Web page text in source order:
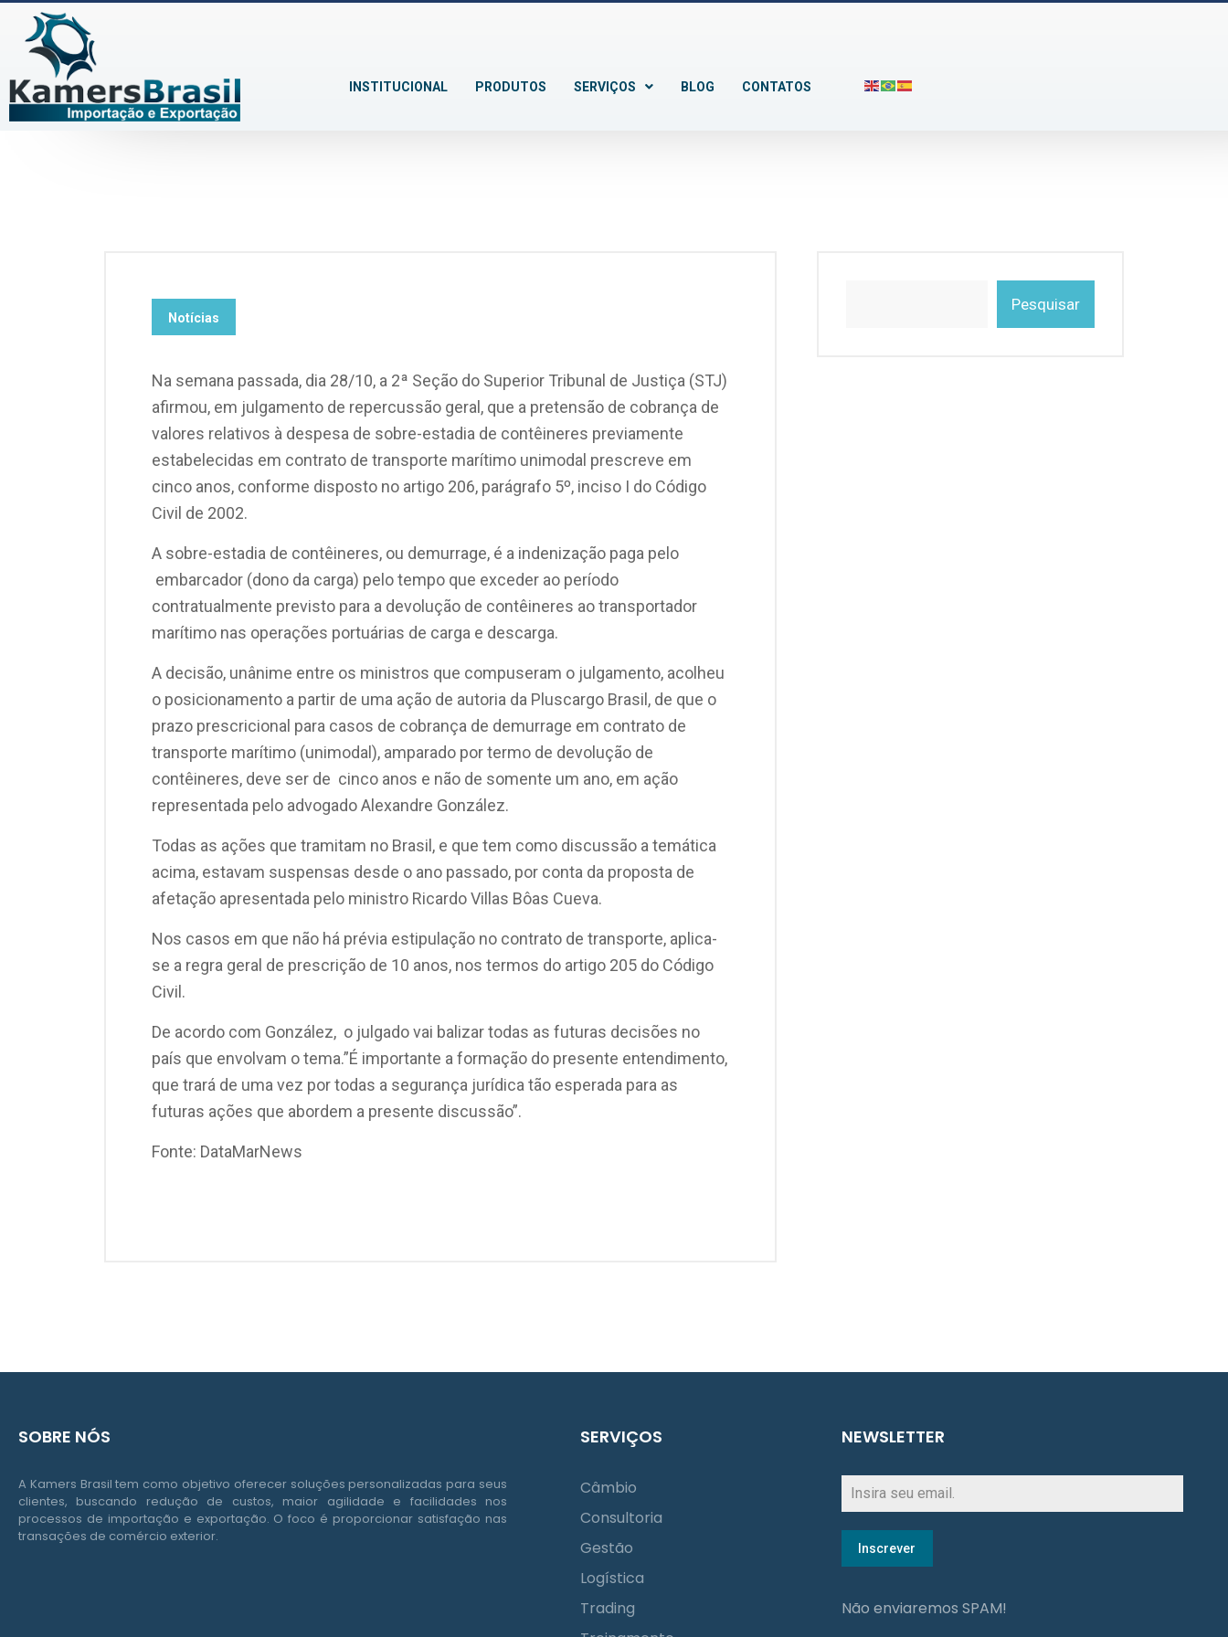
INSTITUCIONAL PRODUTOS SERVIÇOS BLOG CONTATOS
Notícias
Na semana passada, dia 28/10, a 2ª Seção do Superior Tribunal de Justiça (STJ)
afirmou, em julgamento de repercussão geral, que a pretensão de cobrança de
valores relativos à despesa de sobre-estadia de contêineres previamente
estabelecidas em contrato de transporte marítimo unimodal prescreve em
cinco anos, conforme disposto no artigo 206, parágrafo 5º, inciso I do Código
Civil de 2002.
A sobre-estadia de contêineres, ou demurrage, é a indenização paga pelo
embarcador (dono da carga) pelo tempo que exceder ao período
contratualmente previsto para a devolução de contêineres ao transportador
marítimo nas operações portuárias de carga e descarga.
A decisão, unânime entre os ministros que compuseram o julgamento, acolheu
o posicionamento a partir de uma ação de autoria da Pluscargo Brasil, de que o
prazo prescricional para casos de cobrança de demurrage em contrato de
transporte marítimo (unimodal), amparado por termo de devolução de
contêineres, deve ser de cinco anos e não de somente um ano, em ação
representada pelo advogado Alexandre González.
Todas as ações que tramitam no Brasil, e que tem como discussão a temática
acima, estavam suspensas desde o ano passado, por conta da proposta de
afetação apresentada pelo ministro Ricardo Villas Bôas Cueva.
Nos casos em que não há prévia estipulação no contrato de transporte, aplica-
se a regra geral de prescrição de 10 anos, nos termos do artigo 205 do Código
Civil.
De acordo com González, o julgado vai balizar todas as futuras decisões no
país que envolvam o tema.”É importante a formação do presente entendimento,
que trará de uma vez por todas a segurança jurídica tão esperada para as
futuras ações que abordem a presente discussão”.
Fonte: DataMarNews
Pesquisar
SOBRE NÓS
A Kamers Brasil tem como objetivo oferecer soluções personalizadas para seus
clientes, buscando redução de custos, maior agilidade e facilidades nos
processos de importação e exportação. O foco é proporcionar satisfação nas
transações de comércio exterior.
SERVIÇOS
Câmbio
Consultoria
Gestão
Logística
Trading
NEWSLETTER
Inscrever
Não enviaremos SPAM!